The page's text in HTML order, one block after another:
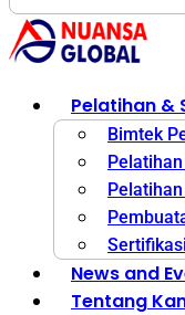
Pelatihan &
Bimtek
Sertifikasi
News and
Tentang